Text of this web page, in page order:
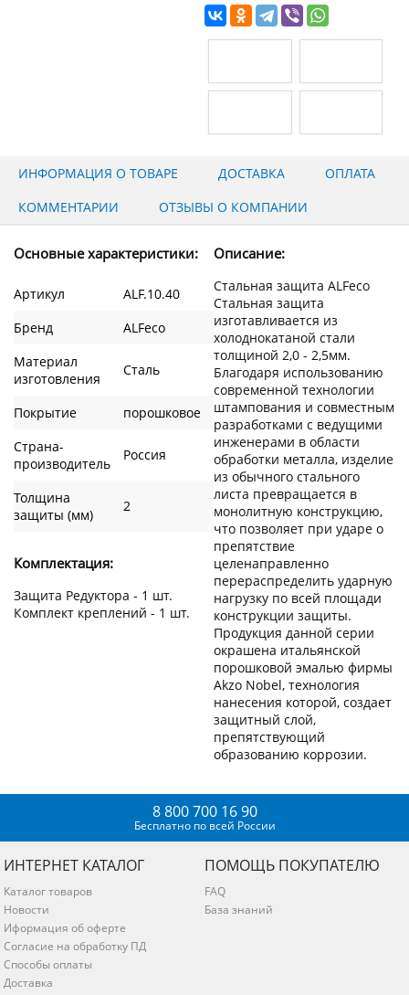
ИНФОРМАЦИЯ О ТОВАРЕ ДОСТАВКА
ОПЛАТА
КОММЕНТАРИИ
ОТЗЫВЫ О КОМПАНИИ
Основные характеристики:
Артикул
ALF.10.40
Бренд
ALFeco
Материал
изготовления
Сталь
Покрытие
порошковое
Страна-
производитель
Россия
Толщина
защиты (мм)
2
Комплектация:
Защита Редуктора - 1 шт.
Комплект креплений - 1 шт.
Описание:
Стальная защита ALFeco
Стальная защита
изготавливается из
холоднокатаной стали
толщиной 2,0 - 2,5мм.
Благодаря использованию
современной технологии
штампования и совместным
разработками с ведущими
инженерами в области
обработки металла, изделие
из обычного стального
листа превращается в
монолитную конструкцию,
что позволяет при ударе о
препятствие
целенаправленно
перераспределить ударную
нагрузку по всей площади
конструкции защиты.
Продукция данной серии
окрашена итальянской
порошковой эмалью фирмы
Akzo Nobel, технология
нанесения которой, создает
защитный слой,
препятствующий
образованию коррозии.
8 800 700 16 90
Бесплатно по всей России
ИНТЕРНЕТ КАТАЛОГ
Каталог товаров
Новости
Иформация об оферте
Согласие на обработку ПД
Способы оплаты
Доставка
ПОМОЩЬ ПОКУПАТЕЛЮ
FAQ
База знаний